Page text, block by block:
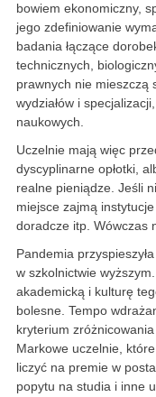
bowiem ekonomiczny,
jego zdefiniowanie
badania łączące
technicznych,
prawnych nie mieszczą
wydziałów i
naukowych.
Uczelnie mają więc
dyscyplinarne opłotki,
realne pieniądze. Jeśli
miejsce zajmą
doradcze itp. Wówczas
Pandemia
w szkolnictwie
akademicką i kulturę
bolesne. Tempo
kryterium
Markowe uczelnie,
liczyć na premie w
popytu na studia i inne